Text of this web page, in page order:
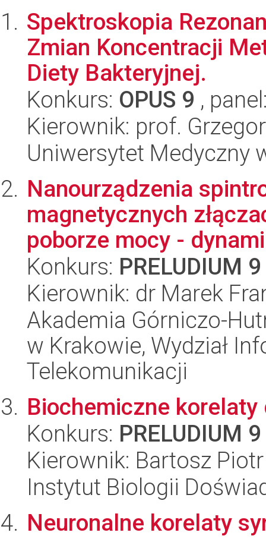
Spektroskopia
Zmian Koncentracji
Diety Bakteryjnej.
Konkurs: OPUS 9 ,
Kierownik: prof.
Uniwersytet Medyczny
Nanourządzenia
magnetycznych
poborze mocy -
Konkurs: PRELUDIUM 9
Kierownik: dr Marek
Akademia Górniczo-
w Krakowie, Wydział
Telekomunikacji
Biochemiczne
Konkurs: PRELUDIUM 9
Kierownik: Bartosz
Instytut Biologii
Neuronalne korelaty